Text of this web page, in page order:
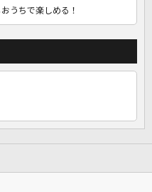
うちで楽しめる！